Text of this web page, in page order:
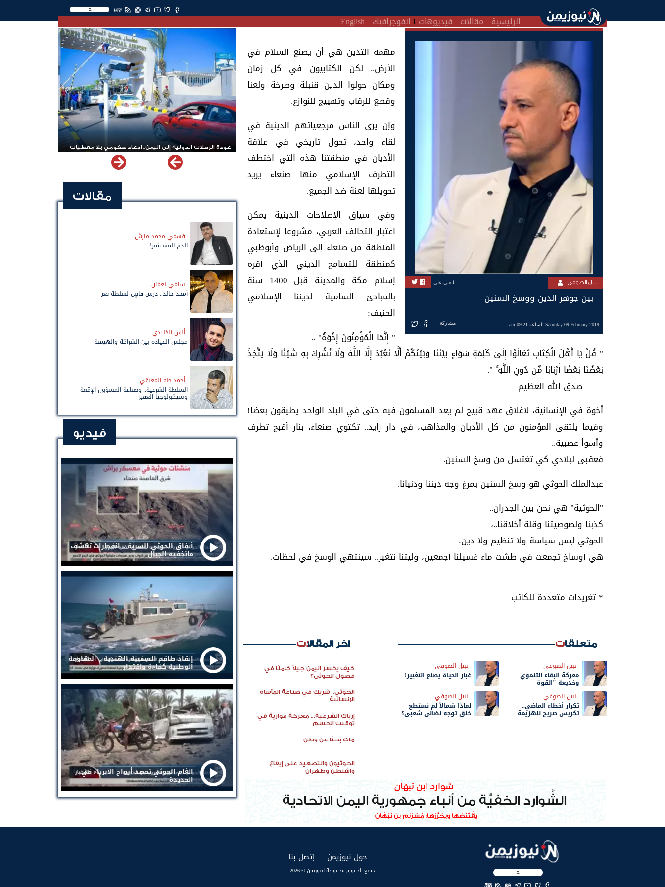
EN
الرئيسية مقالات فيديوهات انفوجرافيك English
نبيل الصوفي تابعنى على
بين جوهر الدين ووسخ السنين
Saturday 09 February 2019 الساعة 09:21 am مشاركة
مهمة التدين هي أن يصنع السلام في
الأرض.. لكن الكتابيون في كل زمان
ومكان حولوا الدين قنبلة وصرخة ولعنا
وقطع للرقاب وتهييج للنوازع.
وإن يرى الناس مرجعياتهم الدينية في
لقاء واحد، تحول تاريخي في علاقة
الأديان في منطقتنا هذه التي اختطف
التطرف الإسلامي منها صنعاء يريد
تحويلها لعنة ضد الجميع.
وفي سياق الإصلاحات الدينية يمكن
اعتبار التحالف العربي، مشروعا لإستعادة
المنطقة من صنعاء إلى الرياض وأبوظبي
كمنطقة للتسامح الديني الذي أقره
إسلام مكة والمدينة قبل 1400 سنة
بالمبادئ السامية لديننا الإسلامي
الحنيف:
" إِنَّمَا الْمُؤْمِنُونَ إِخْوَةٌ" ..
" قُلْ يَا أَهْلَ الْكِتَابِ تَعَالَوْا إِلَىٰ كَلِمَةٍ سَوَاءٍ بَيْنَنَا وَبَيْنَكُمْ أَلَّا نَعْبُدَ إِلَّا اللَّهَ وَلَا نُشْرِكَ بِهِ شَيْئًا وَلَا يَتَّخِذَ
بَعْضُنَا بَعْضًا أَرْبَابًا مِّن دُونِ اللَّهِ ۚ ".
صدق الله العظيم
أخوة في الإنسانية، لاغلاق عهد قبيح لم يعد المسلمون فيه حتى في البلد الواحد يطيقون بعضا!
وفيما يلتقى المؤمنون من كل الأديان والمذاهب، في دار زايد.. تكتوي صنعاء، بنار أقبح تطرف
وأسوأ عصبية..
فعقبى لبلادي كي تغتسل من وسخ السنين.
عبدالملك الحوثي هو وسخ السنين يمرغ وجه ديننا ودنيانا.
"الحوثية" هي نحن بين الجدران..
كذبنا ولصوصيتنا وقلة أخلاقنا..،
الحوثي ليس سياسة ولا تنظيم ولا دين،
هي أوساخ تجمعت في طشت ماء غسيلنا أجمعين، وليتنا نتغير.. سينتهي الوسخ في لحظات.
* تغريدات متعددة للكاتب
متعلقات
نبيل الصوفي
معركة البقاء التنموي
وخديعة "القوة
نبيل الصوفي
غبار الحياة يصنع التغيير!
نبيل الصوفي
تكرار أخطاء الماضي..
تكريس صريح للهزيمة
نبيل الصوفي
لماذا شمالاً لم نستطع
خلق توجه نضالي شعبي؟
اخر المقالات
كيف يخسر اليمن جيلاً كاملًا في
فصول الحوثي؟
الحوثي.. شريك في صناعة المأساة
الإنسانية
إرباك الشرعية... معركة موازية في
توقيت الحسم
مات بحثًا عن وطن
الحوثيون والتصعيد على إيقاع
واشنطن وطهران
عودة الرحلات الدولية إلى اليمن.. ادعاء حكومي بلا معطيات
مقالات
فهمي محمد مارش
الدم المستثمر!
سامي نعمان
أمجد خالد.. درس قاسٍ لسلطة تعز
أنس الخليدي
مجلس القيادة بين الشراكة والهيمنة
أحمد طه المعبقي
السلطة الشرعية.. وصناعة المسؤول الإمّعة
وسيكولوجيا الغفير
فيديو
أنفاق الحوثي السرية .. انفجارات تكشف
ماتخفيه الجبال
إنقاذ طاقم السفينة الهندية .. المقاومة
الوطنية كفاءة واقتدار
الغام الحوثي تحصد أرواح الأبرياء في
الحديدة
EN
حول نيوزيمن إتصل بنا
جميع الحقوق محفوظة لنيوزيمن © 2026